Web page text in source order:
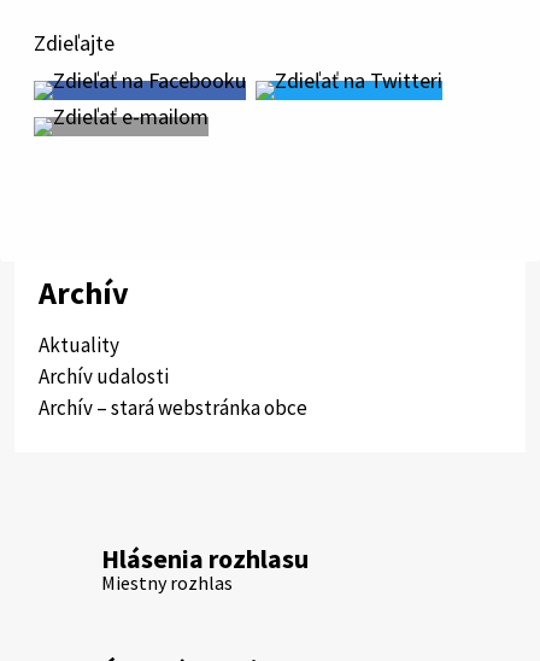
Zdieľajte
Archív
Aktuality
Archív udalosti
Archív – stará webstránka obce
Hlásenia rozhlasu
Miestny rozhlas